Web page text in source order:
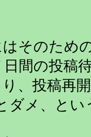
のための
間の投稿
投稿再開
ダメ、とい